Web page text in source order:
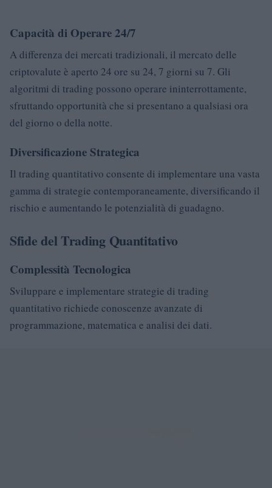
Capacità di Operare 24/7
A differenza dei mercati tradizionali, il mercato delle
criptovalute è aperto 24 ore su 24, 7 giorni su 7. Gli
algoritmi di trading possono operare ininterrottamente,
sfruttando opportunità che si presentano a qualsiasi ora
del giorno o della notte.
Diversificazione Strategica
Il trading quantitativo consente di implementare una vasta
gamma di strategie contemporaneamente, diversificando il
rischio e aumentando le potenzialità di guadagno.
Sfide del Trading Quantitativo
Complessità Tecnologica
Sviluppare e implementare strategie di trading
quantitativo richiede conoscenze avanzate di
programmazione, matematica e analisi dei dati.